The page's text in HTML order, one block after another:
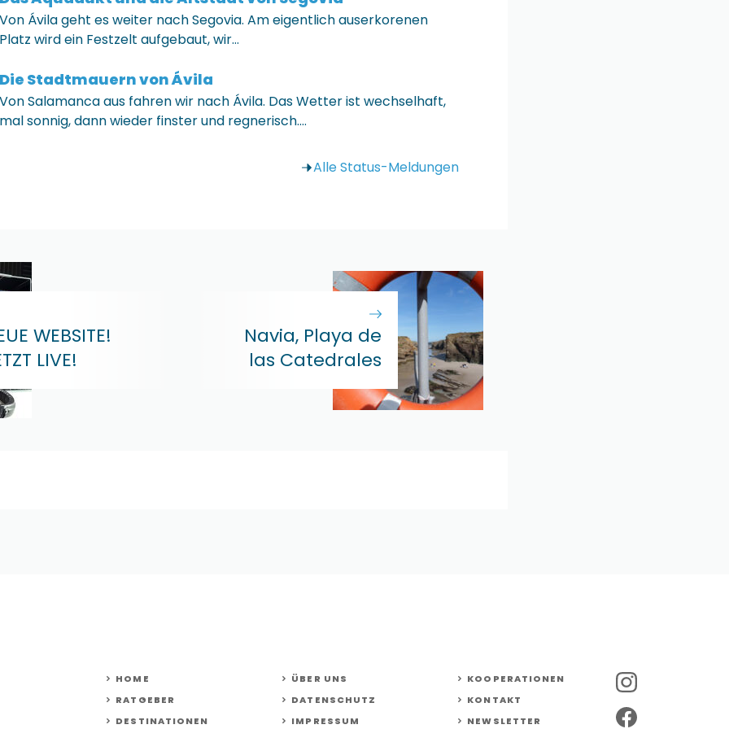
Von Ávila geht es weiter nach Segovia. Am eigentlich auserkorenen
Platz wird ein Festzelt aufgebaut, wir…
Die Stadtmauern von Ávila
Von Salamanca aus fahren wir nach Ávila. Das Wetter ist wechselhaft,
mal sonnig, dann wieder finster und regnerisch.…
Alle Status-Meldungen
WEBSITE!
LIVE!
Navia, Playa de
las Catedrales
HOME
RATGEBER
DESTINATIONEN
ÜBER UNS
DATENSCHUTZ
IMPRESSUM
KOOPERATIONEN
KONTAKT
NEWSLETTER